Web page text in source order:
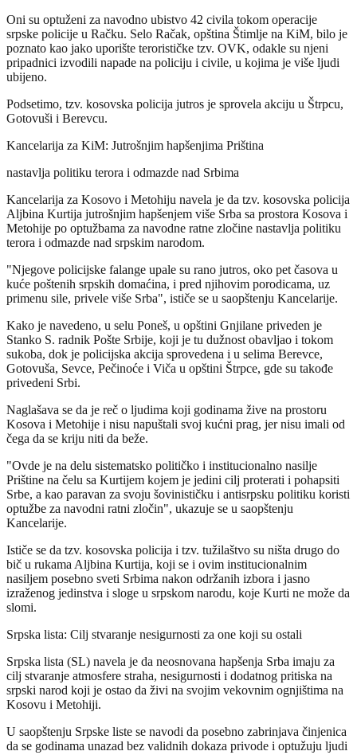
Oni su optuženi za navodno ubistvo 42 civila tokom operacije
srpske policije u Račku. Selo Račak, opština Štimlje na KiM, bilo je
poznato kao jako uporište terorističke tzv. OVK, odakle su njeni
pripadnici izvodili napade na policiju i civile, u kojima je više ljudi
ubijeno.
Podsetimo, tzv. kosovska policija jutros je sprovela akciju u Štrpcu,
Gotovuši i Berevcu.
Kancelarija za KiM: Jutrošnjim hapšenjima Priština
nastavlja politiku terora i odmazde nad Srbima
Kancelarija za Kosovo i Metohiju navela je da tzv. kosovska policija
Aljbina Kurtija jutrošnjim hapšenjem više Srba sa prostora Kosova i
Metohije po optužbama za navodne ratne zločine nastavlja politiku
terora i odmazde nad srpskim narodom.
"Njegove policijske falange upale su rano jutros, oko pet časova u
kuće poštenih srpskih domaćina, i pred njihovim porodicama, uz
primenu sile, privele više Srba", ističe se u saopštenju Kancelarije.
Kako je navedeno, u selu Poneš, u opštini Gnjilane priveden je
Stanko S. radnik Pošte Srbije, koji je tu dužnost obavljao i tokom
sukoba, dok je policijska akcija sprovedena i u selima Berevce,
Gotovuša, Sevce, Pečinoće i Viča u opštini Štrpce, gde su takođe
privedeni Srbi.
Naglašava se da je reč o ljudima koji godinama žive na prostoru
Kosova i Metohije i nisu napuštali svoj kućni prag, jer nisu imali od
čega da se kriju niti da beže.
"Ovde je na delu sistematsko političko i institucionalno nasilje
Prištine na čelu sa Kurtijem kojem je jedini cilj proterati i pohapsiti
Srbe, a kao paravan za svoju šovinističku i antisrpsku politiku koristi
optužbe za navodni ratni zločin", ukazuje se u saopštenju
Kancelarije.
Ističe se da tzv. kosovska policija i tzv. tužilaštvo su ništa drugo do
bič u rukama Aljbina Kurtija, koji se i ovim institucionalnim
nasiljem posebno sveti Srbima nakon održanih izbora i jasno
izraženog jedinstva i sloge u srpskom narodu, koje Kurti ne može da
slomi.
Srpska lista: Cilj stvaranje nesigurnosti za one koji su ostali
Srpska lista (SL) navela je da neosnovana hapšenja Srba imaju za
cilj stvaranje atmosfere straha, nesigurnosti i dodatnog pritiska na
srpski narod koji je ostao da živi na svojim vekovnim ognjištima na
Kosovu i Metohiji.
U saopštenju Srpske liste se navodi da posebno zabrinjava činjenica
da se godinama unazad bez validnih dokaza privode i optužuju ljudi